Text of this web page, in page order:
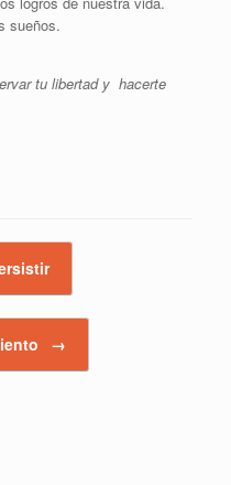
sueños.
tu libertad y hacerte
→